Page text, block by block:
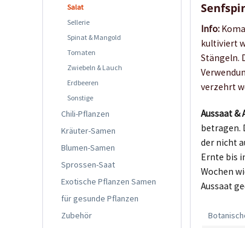
Salat
Sellerie
Spinat & Mangold
Tomaten
Zwiebeln & Lauch
Erdbeeren
Sonstige
Chili-Pflanzen
Kräuter-Samen
Blumen-Samen
Sprossen-Saat
Exotische Pflanzen Samen
für gesunde Pflanzen
Zubehör
Info:
kultiviert
Stängeln.
verzehrt
Aussaat &
betragen.
der nicht
Ernte bis
Wochen
Aussaat